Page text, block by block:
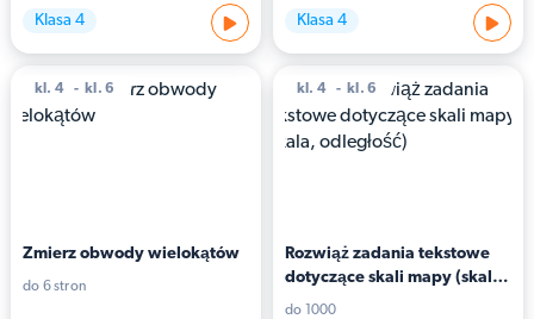
Klasa 4 Klasa 4
kl. 4 kl. 6
Zmierz obwody wielokątów
do 6 stron
kl. 4 kl. 6
Rozwiąż zadania tekstowe
dotyczące skali mapy (skala,
odległość)
do 1000